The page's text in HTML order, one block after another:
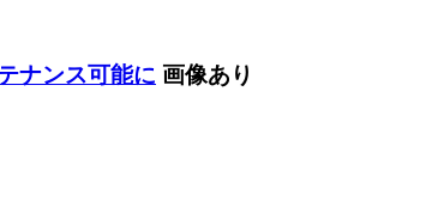
ナンス可能に 画像あり